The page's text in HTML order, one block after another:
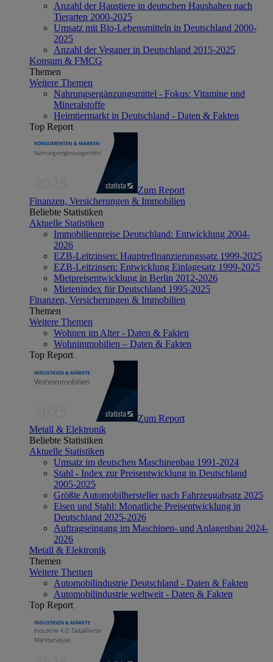
Anzahl der Haustiere in deutschen Haushalten nach
Tierarten 2000-2025
Umsatz mit Bio-Lebensmitteln in Deutschland 2000-
2025
Anzahl der Veganer in Deutschland 2015-2025
Konsum & FMCG
Themen
Weitere Themen
Nahrungsergänzungsmittel - Fokus: Vitamine und
Mineralstoffe
Heimtiermarkt in Deutschland - Daten & Fakten
Top Report
Zum Report
Finanzen, Versicherungen & Immobilien
Beliebte Statistiken
Aktuelle Statistiken
Immobilienpreise Deutschland: Entwicklung 2004-
2026
EZB-Leitzinsen: Hauptrefinanzierungssatz 1999-2025
EZB-Leitzinsen: Entwicklung Einlagesatz 1999-2025
Mietpreisentwicklung in Berlin 2012-2026
Mietenindex für Deutschland 1995-2025
Finanzen, Versicherungen & Immobilien
Themen
Weitere Themen
Wohnen im Alter - Daten & Fakten
Wohnimmobilien – Daten & Fakten
Top Report
Zum Report
Metall & Elektronik
Beliebte Statistiken
Aktuelle Statistiken
Umsatz im deutschen Maschinenbau 1991-2024
Stahl - Index zur Preisentwicklung in Deutschland
2005-2025
Größte Automobilhersteller nach Fahrzeugabsatz 2025
Eisen und Stahl: Monatliche Preisentwicklung in
Deutschland 2025-2026
Auftragseingang im Maschinen- und Anlagenbau 2024-
2026
Metall & Elektronik
Themen
Weitere Themen
Automobilindustrie Deutschland - Daten & Fakten
Automobilindustrie weltweit - Daten & Fakten
Top Report